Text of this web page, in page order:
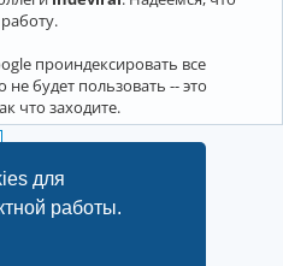
для
работы.
проиндексировать все
будет пользовать -- это
что заходите.
Страница